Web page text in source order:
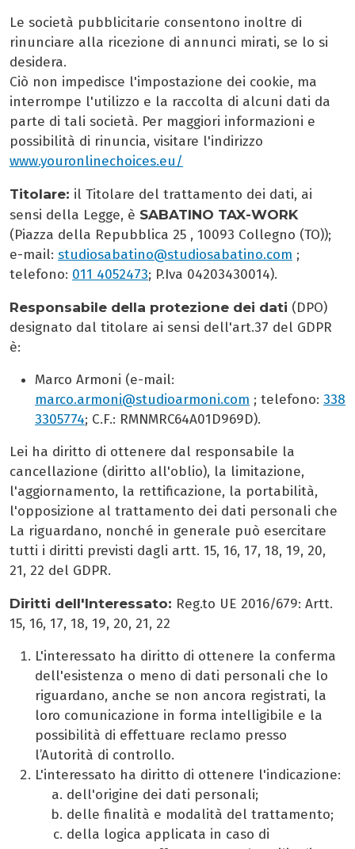
Le società pubblicitarie consentono inoltre di
rinunciare alla ricezione di annunci mirati, se lo si
desidera.
Ciò non impedisce l'impostazione dei cookie, ma
interrompe l'utilizzo e la raccolta di alcuni dati da
parte di tali società. Per maggiori informazioni e
possibilità di rinuncia, visitare l'indirizzo
www.youronlinechoices.eu/
Titolare: il Titolare del trattamento dei dati, ai
sensi della Legge, è SABATINO TAX-WORK
(Piazza della Repubblica 25 , 10093 Collegno (TO));
e-mail: studiosabatino@studiosabatino.com ;
telefono: 011 4052473; P.Iva 04203430014).
Responsabile della protezione dei dati (DPO)
designato dal titolare ai sensi dell'art.37 del GDPR
è:
Marco Armoni (e-mail:
marco.armoni@studioarmoni.com ; telefono: 338
3305774; C.F.: RMNMRC64A01D969D).
Lei ha diritto di ottenere dal responsabile la
cancellazione (diritto all'oblio), la limitazione,
l'aggiornamento, la rettificazione, la portabilità,
l'opposizione al trattamento dei dati personali che
La riguardano, nonché in generale può esercitare
tutti i diritti previsti dagli artt. 15, 16, 17, 18, 19, 20,
21, 22 del GDPR.
Diritti dell'Interessato: Reg.to UE 2016/679: Artt.
15, 16, 17, 18, 19, 20, 21, 22
L'interessato ha diritto di ottenere la conferma
dell'esistenza o meno di dati personali che lo
riguardano, anche se non ancora registrati, la
loro comunicazione in forma intelligibile e la
possibilità di effettuare reclamo presso
l’Autorità di controllo.
L'interessato ha diritto di ottenere l'indicazione:
dell'origine dei dati personali;
delle finalità e modalità del trattamento;
della logica applicata in caso di